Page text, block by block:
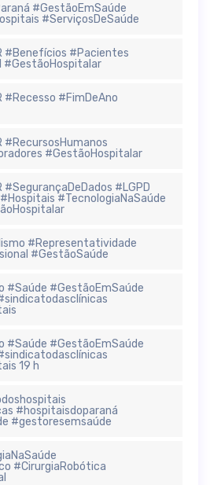
#GestãoEmSaúde
#ServiçosDeSaúde
#Benefícios #Pacientes
#GestãoHospitalar
#Recesso #FimDeAno
#RecursosHumanos
#GestãoHospitalar
#LGPD
#TecnologiaNaSaúde
#Representatividade
#GestãoSaúde
#Saúde #GestãoEmSaúde
#Saúde #GestãoEmSaúde
19 h
#hospitaisdoparaná
#gestoresemsaúde
#CirurgiaRobótica